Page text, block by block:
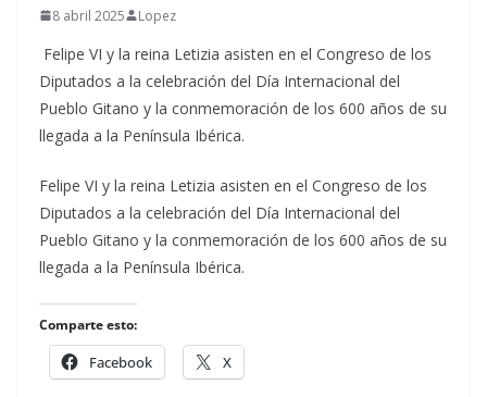
8 abril 2025 Lopez
Felipe VI y la reina Letizia asisten en el Congreso de los
Diputados a la celebración del Día Internacional del
Pueblo Gitano y la conmemoración de los 600 años de su
llegada a la Península Ibérica.
​Felipe VI y la reina Letizia asisten en el Congreso de los
Diputados a la celebración del Día Internacional del
Pueblo Gitano y la conmemoración de los 600 años de su
llegada a la Península Ibérica.
Comparte esto:
Facebook X